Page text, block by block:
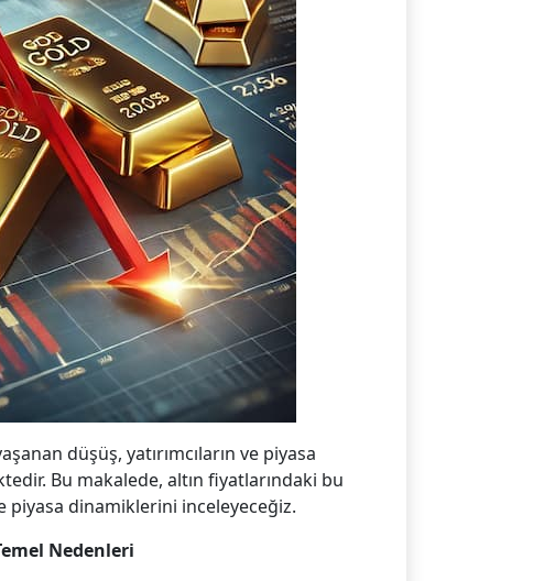
düşüş, yatırımcıların ve piyasa
Bu makalede, altın fiyatlarındaki bu
dinamiklerini inceleyeceğiz.​
Nedenleri